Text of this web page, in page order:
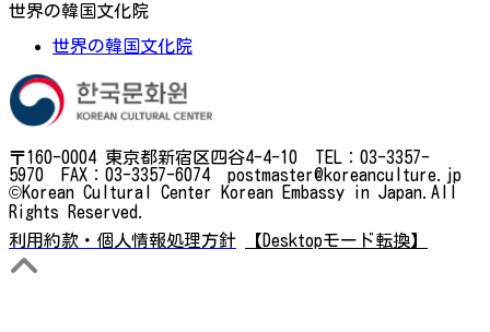
世界の韓国文化院
世界の韓国文化院
〒160-0004 東京都新宿区四谷4-4-10 TEL：03-3357-
5970 FAX：03-3357-6074 postmaster@koreanculture.jp
©Korean Cultural Center Korean Embassy in Japan.All
Rights Reserved.
利用約款・個人情報処理方針
【Desktopモード転換】